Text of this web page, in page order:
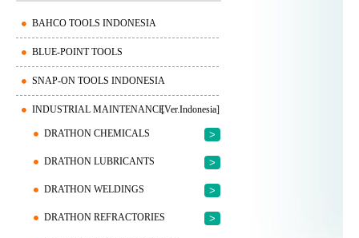
BAHCO TOOLS INDONESIA
BLUE-POINT TOOLS
SNAP-ON TOOLS INDONESIA
INDUSTRIAL MAINTENANCE[Ver.Indonesia]
DRATHON CHEMICALS >
DRATHON LUBRICANTS >
DRATHON WELDINGS >
DRATHON REFRACTORIES >